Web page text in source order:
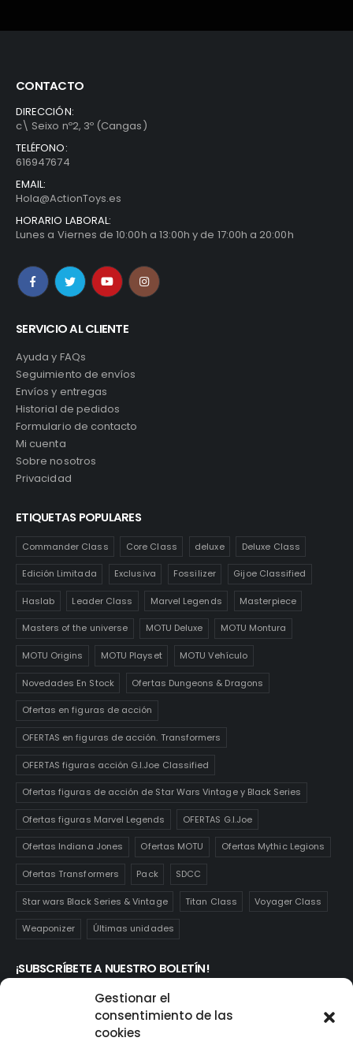
Gestionar el
consentimiento de las
cookies
CONTACTO
DIRECCIÓN:
c\ Seixo nº2, 3º (Cangas)
TELÉFONO:
616947674
EMAIL:
Hola@ActionToys.es
HORARIO LABORAL:
Lunes a Viernes de 10:00h a 13:00h y de 17:00h a 20:00h
SERVICIO AL CLIENTE
Ayuda y FAQs
Seguimiento de envíos
Envíos y entregas
Historial de pedidos
Formulario de contacto
Mi cuenta
Sobre nosotros
Privacidad
ETIQUETAS POPULARES
Commander Class Core Class deluxe Deluxe Class
Edición Limitada Exclusiva Fossilizer Gijoe Classified
Haslab Leader Class Marvel Legends Masterpiece
Masters of the universe MOTU Deluxe MOTU Montura
MOTU Origins MOTU Playset MOTU Vehículo
Novedades En Stock Ofertas Dungeons & Dragons
Ofertas en figuras de acción
OFERTAS en figuras de acción. Transformers
OFERTAS figuras acción G.I.Joe Classified
Ofertas figuras de acción de Star Wars Vintage y Black Series
Ofertas figuras Marvel Legends OFERTAS G.I.Joe
Ofertas Indiana Jones Ofertas MOTU Ofertas Mythic Legions
Ofertas Transformers Pack SDCC
Star wars Black Series & Vintage Titan Class Voyager Class
Weaponizer Últimas unidades
¡SUBSCRÍBETE A NUESTRO BOLETÍN!
Te mantendrás informado de las novedades y ofertas que
realmente te interesan. Subscríbete aquí: